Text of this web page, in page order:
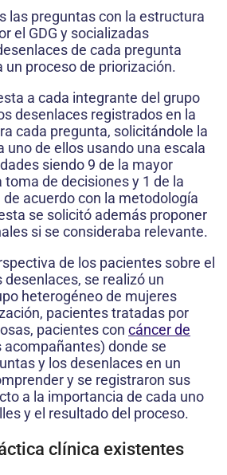
las preguntas con la estructura
el GDG y socializadas
de cada pregunta
proceso de priorización.
a cada integrante del grupo
desenlaces registrados en la
cada pregunta, solicitándole la
uno de ellos usando una escala
siendo 9 de la mayor
de decisiones y 1 de la
acuerdo con la metodología
se solicitó además proponer
si se consideraba relevante.
de los pacientes sobre el
se realizó un
heterogéneo de mujeres
pacientes tratadas por
pacientes con cáncer de
acompañantes) donde se
y los desenlaces en un
y se registraron sus
a la importancia de cada uno
y el resultado del proceso.
clínica existentes